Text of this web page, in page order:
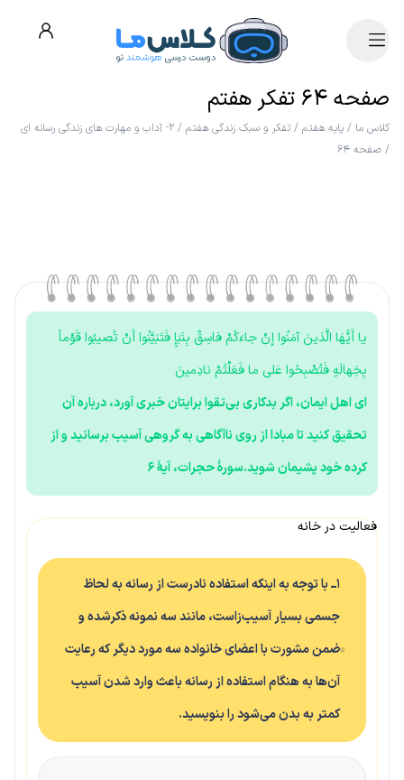
صفحه ۶۴ تفکر هفتم
کلاس ما / پایه هفتم / تفکر و سبک زندگی هفتم / ۲- آداب و مهارت های زندگی رسانه ای
/ صفحه ۶۴
یا أَیُّهَا الَّذینَ آمَنُوا إِنْ جاءَکُمْ فاسِقٌ بِنَبَإٍ فَتَبَیَّنُوا أَنْ تُصیبُوا قَوْماً
بِجَهالَهٍ فَتُصْبِحُوا عَلی‌ ما فَعَلْتُمْ نادِمینَ
ای اهل ایمان، اگر بدکاری بی‌تقوا برایتان خبری آورد، درباره آن
تحقیق کنید تا مبادا از روی ناآگاهی به گروهی آسیب برسانید و از
کرده خود پشیمان شوید.سورۀ حجرات، آیۀ ۶
فعالیت در خانه
۱ــ با توجه به اینکه استفاده نادرست از رسانه به لحاظ
جسمی بسیار آسیب‌زاست، مانند سه نمونه ذکرشده و
ضمن مشورت با اعضای خانواده سه مورد دیگر که رعایت
آن‌ها به هنگام استفاده از رسانه باعث وارد شدن آسیب
کمتر به بدن می‌شود را بنویسید.